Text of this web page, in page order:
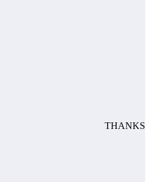
THANKS